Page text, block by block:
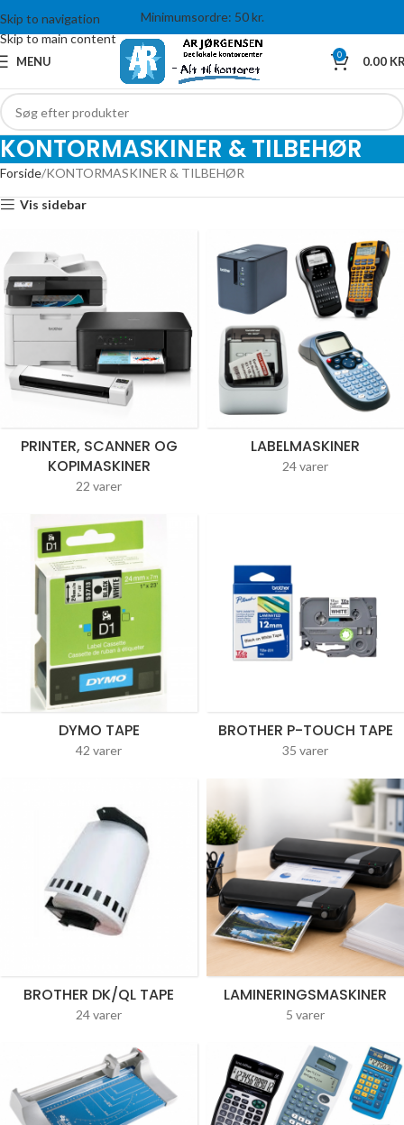
Skip to navigation
Skip to main content
Minimumsordre: 50 kr.
MENU 0 0.00
KONTORMASKINER & TILBEHØR
Forside KONTORMASKINER & TILBEHØR
Vis sidebar
PRINTER, SCANNER OG
KOPIMASKINER
22 varer
LABELMASKINER
24 varer
DYMO TAPE
42 varer
BROTHER P-TOUCH TAPE
35 varer
BROTHER DK/QL TAPE
24 varer
LAMINERINGSMASKINER
5 varer